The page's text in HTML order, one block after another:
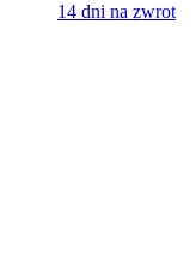
14 dni na zwrot